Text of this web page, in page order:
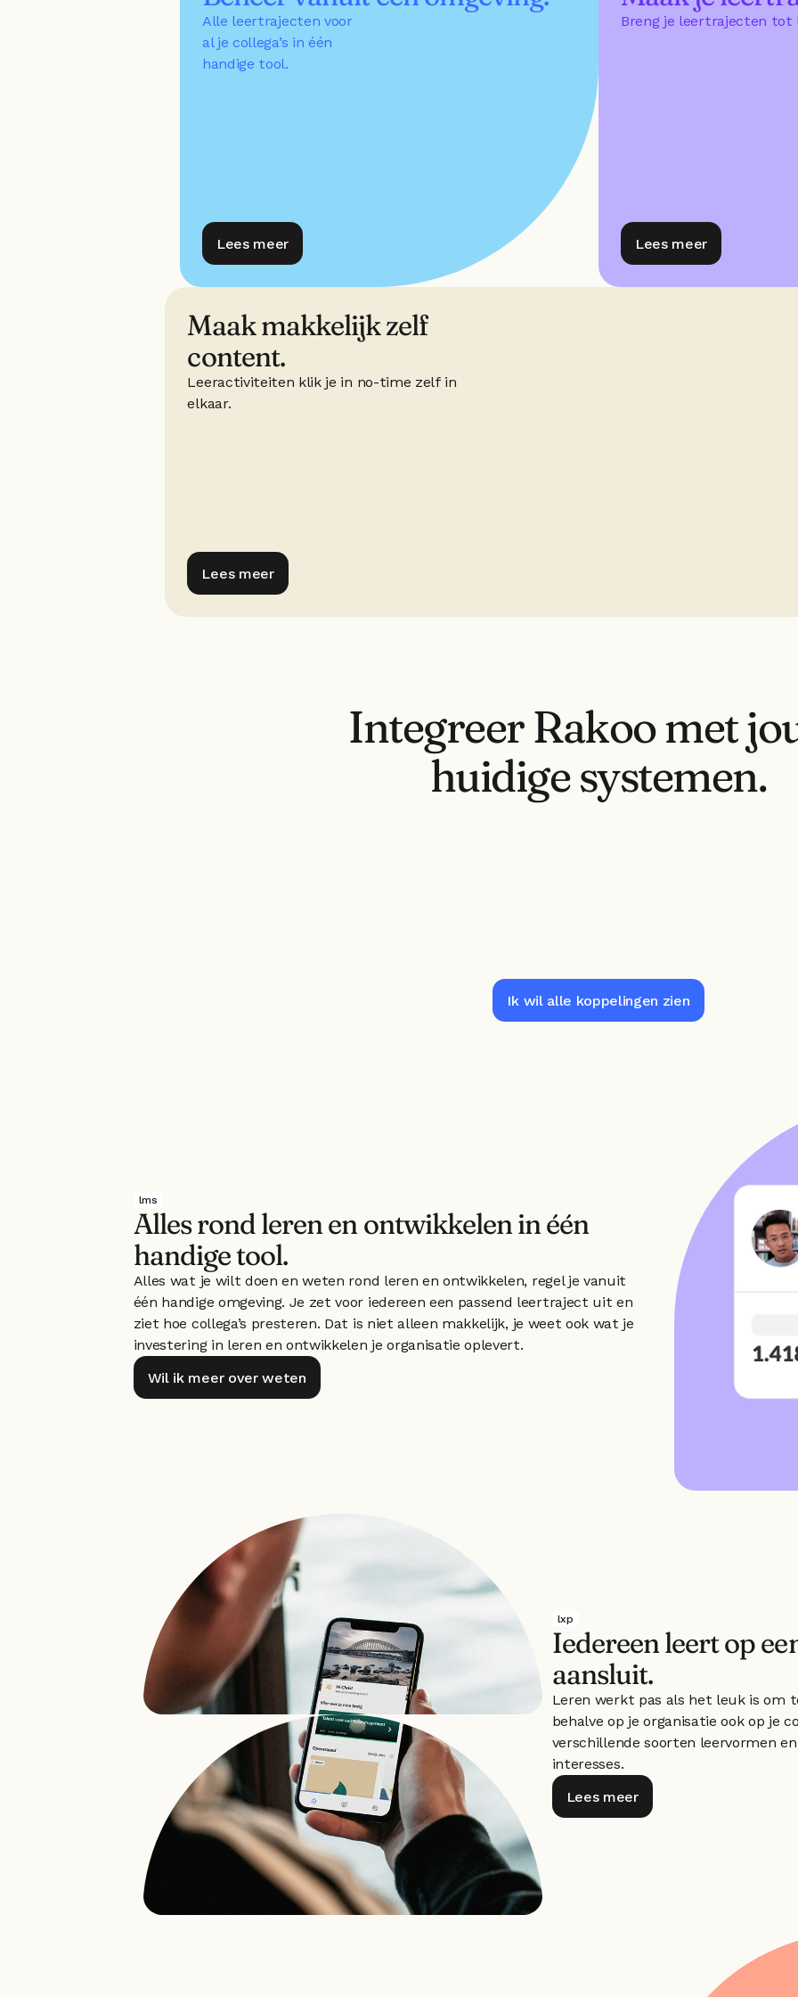
Lees meer
Alle leertrajecten voor
al je collega’s in één
handige tool.
Lees meer
Breng je leertrajecten
Maak makkelijk zelf
content.
Leeractiviteiten klik je in no-time zelf in
elkaar.
Lees meer
Integreer Rakoo met
huidige systemen.
Ik wil alle koppelingen zien
lms
Alles rond leren en ontwikkelen in één
handige tool.
Alles wat je wilt doen en weten rond leren en ontwikkelen, regel je vanuit
één handige omgeving. Je zet voor iedereen een passend leertraject uit en
ziet hoe collega’s presteren. Dat is niet alleen makkelijk, je weet ook wat je
investering in leren en ontwikkelen je organisatie oplevert.
Wil ik meer over weten
lxp
Iedereen leert op
aansluit.
Leren werkt pas als het leuk is om
behalve op je organisatie ook op je
verschillende soorten leervormen
interesses.
Lees meer